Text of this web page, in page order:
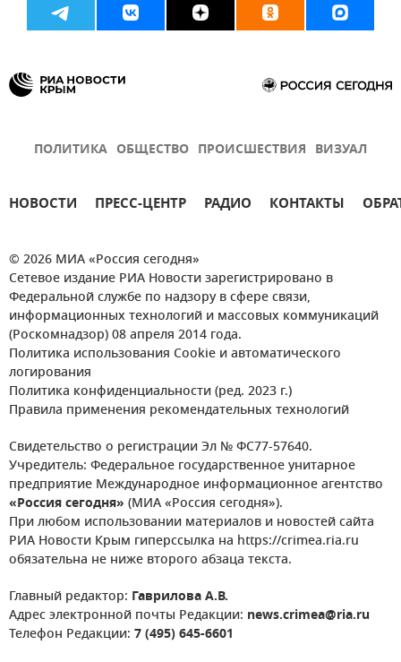
ПОЛИТИКА ОБЩЕСТВО ПРОИСШЕСТВИЯ ВИЗУАЛ
НОВОСТИ ПРЕСС-ЦЕНТР РАДИО КОНТАКТЫ
© 2026 МИА «Россия сегодня»
Сетевое издание РИА Новости зарегистрировано в
Федеральной службе по надзору в сфере связи,
информационных технологий и массовых коммуникаций
(Роскомнадзор) 08 апреля 2014 года.
Политика использования Cookie и автоматического
логирования
Политика конфиденциальности (ред. 2023 г.)
Правила применения рекомендательных технологий
Свидетельство о регистрации Эл № ФС77-57640.
Учредитель: Федеральное государственное унитарное
предприятие Международное информационное агентство
«Россия сегодня» (МИА «Россия сегодня»).
При любом использовании материалов и новостей сайта
РИА Новости Крым гиперссылка на https://crimea.ria.ru
обязательна не ниже второго абзаца текста.
Главный редактор: Гаврилова А.В.
Адрес электронной почты Редакции: news.crimea@ria.ru
Телефон Редакции: 7 (495) 645-6601